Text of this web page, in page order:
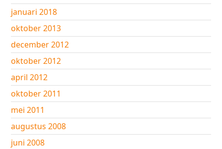
januari 2018
oktober 2013
december 2012
oktober 2012
april 2012
oktober 2011
mei 2011
augustus 2008
juni 2008